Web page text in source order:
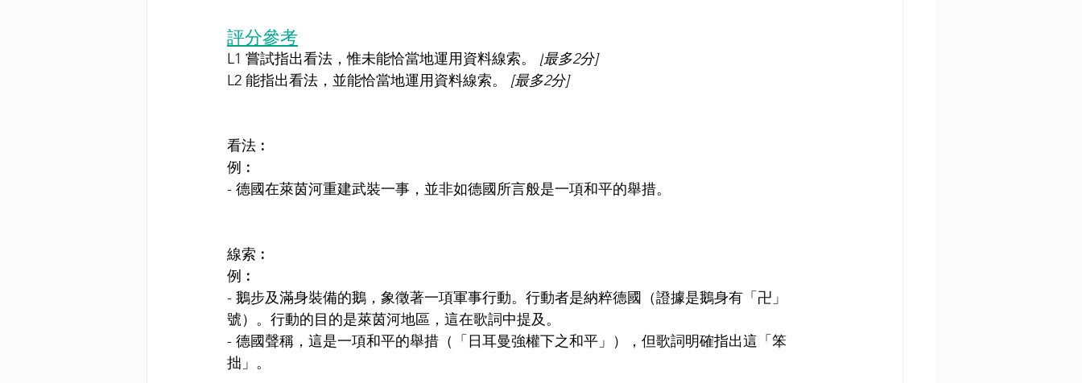
評分參考
L1 嘗試指出看法，惟未能恰當地運用資料線索。 [最多2分]
L2 能指出看法，並能恰當地運用資料線索。 [最多2分]
看法︰
例︰
- 德國在萊茵河重建武裝一事，並非如德國所言般是一項和平的舉措。
線索︰
例︰
- 鵝步及滿身裝備的鵝，象徵著一項軍事行動。行動者是納粹德國（證據是鵝身有「卍」
號）。行動的目的是萊茵河地區，這在歌詞中提及。
- 德國聲稱，這是一項和平的舉措（「日耳曼強權下之和平」），但歌詞明確指出這「笨
拙」。